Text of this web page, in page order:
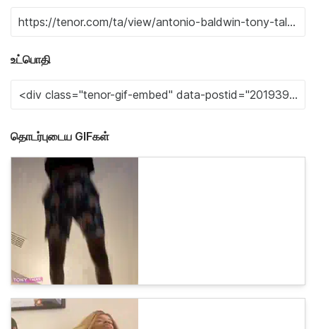
உட்பொதி
தொடர்புடைய GIFகள்